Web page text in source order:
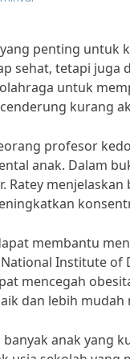
penting untuk
sehat, tetapi juga
untuk
kurang
profesor
anak. Dalam
Ratey
membantu
Institute of
mencegah
dan lebih
banyak anak yang